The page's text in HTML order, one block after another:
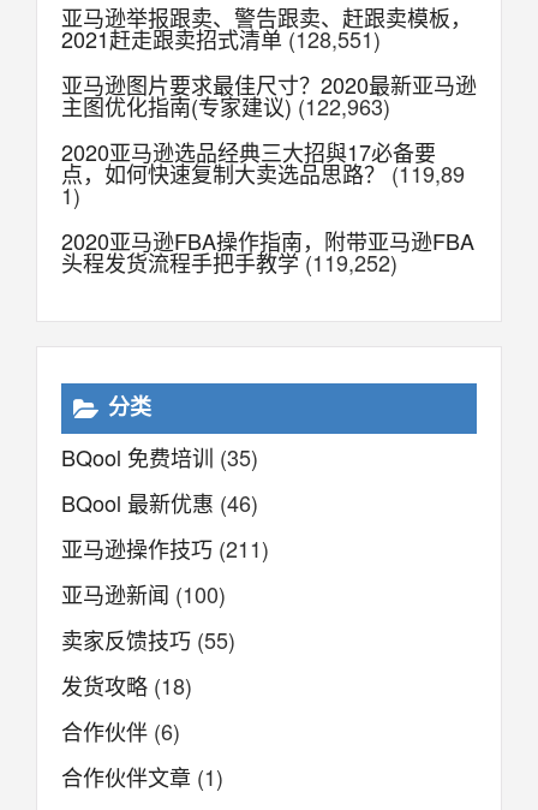
亚马逊举报跟卖、警告跟卖、赶跟卖模板，
2021赶走跟卖招式清单 (128,551)
亚马逊图片要求最佳尺寸？2020最新亚马逊
主图优化指南(专家建议) (122,963)
2020亚马逊选品经典三大招與17必备要
点，如何快速复制大卖选品思路？ (119,89
1)
2020亚马逊FBA操作指南，附带亚马逊FBA
头程发货流程手把手教学(119,252)
分类
BQool 免费培训 (35)
BQool 最新优惠 (46)
亚马逊操作技巧 (211)
亚马逊新闻 (100)
卖家反馈技巧 (55)
发货攻略 (18)
合作伙伴 (6)
合作伙伴文章 (1)